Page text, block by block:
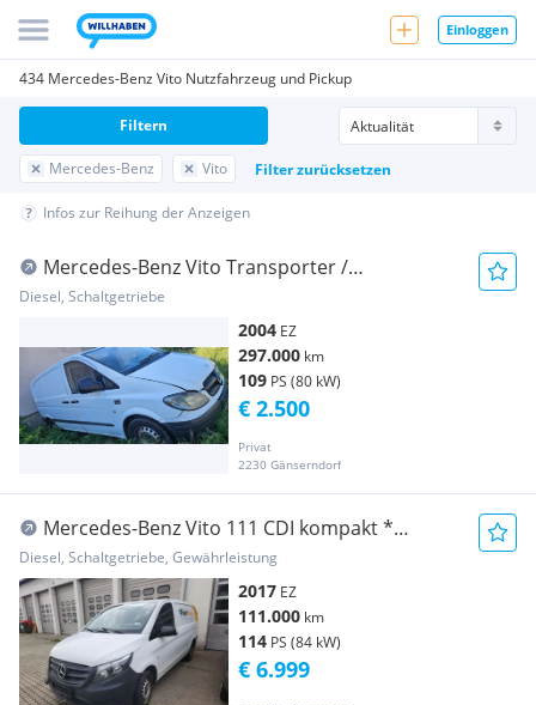
Einloggen
434 Mercedes-Benz Vito Nutzfahrzeug und Pickup
Mercedes-Benz Vito Filter zurücksetzen
Filtern
Infos zur Reihung der Anzeigen
Mercedes-Benz Vito Transporter /
Kastenwagen
Diesel, Schaltgetriebe
2004 EZ
297.000 km
109 PS (80 kW)
Privat
2230 Gänserndorf
€ 2.500
Mercedes-Benz Vito 111 CDI kompakt *
Klimaanlage * Transporter / Kastenwagen
Diesel, Schaltgetriebe, Gewährleistung
2017 EZ
111.000 km
114 PS (84 kW)
€ 6.999